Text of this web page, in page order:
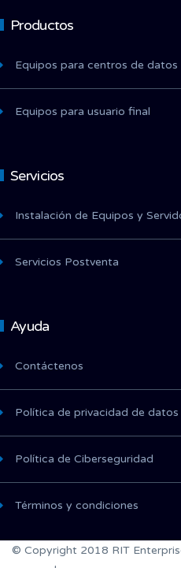
Productos
Equipos para centros de datos
Equipos para usuario final
Servicios
Instalación de Equipos y
Servicios Postventa
Ayuda
Contáctenos
Política de privacidad de datos
Política de Ciberseguridad
Términos y condiciones
© Copyright 2018 RIT